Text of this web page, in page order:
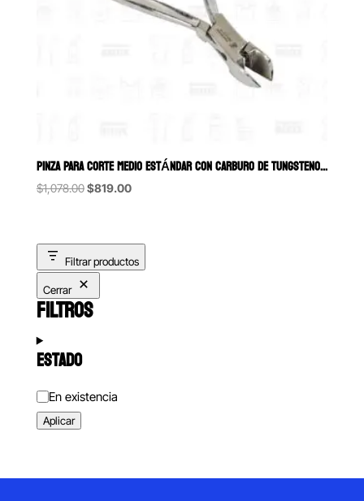
PINZA PARA CORTE MEDIO ESTÁNDAR CON CARBURO DE TUNGSTENO 6B
$1,078.00Original
$1,078.00.
$819.00Current
$819.00.
Filtrar productos
Cerrar
FILTROS
ESTADO
Estado
En existencia
Aplicar